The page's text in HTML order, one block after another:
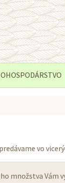
vo
množstva Vám